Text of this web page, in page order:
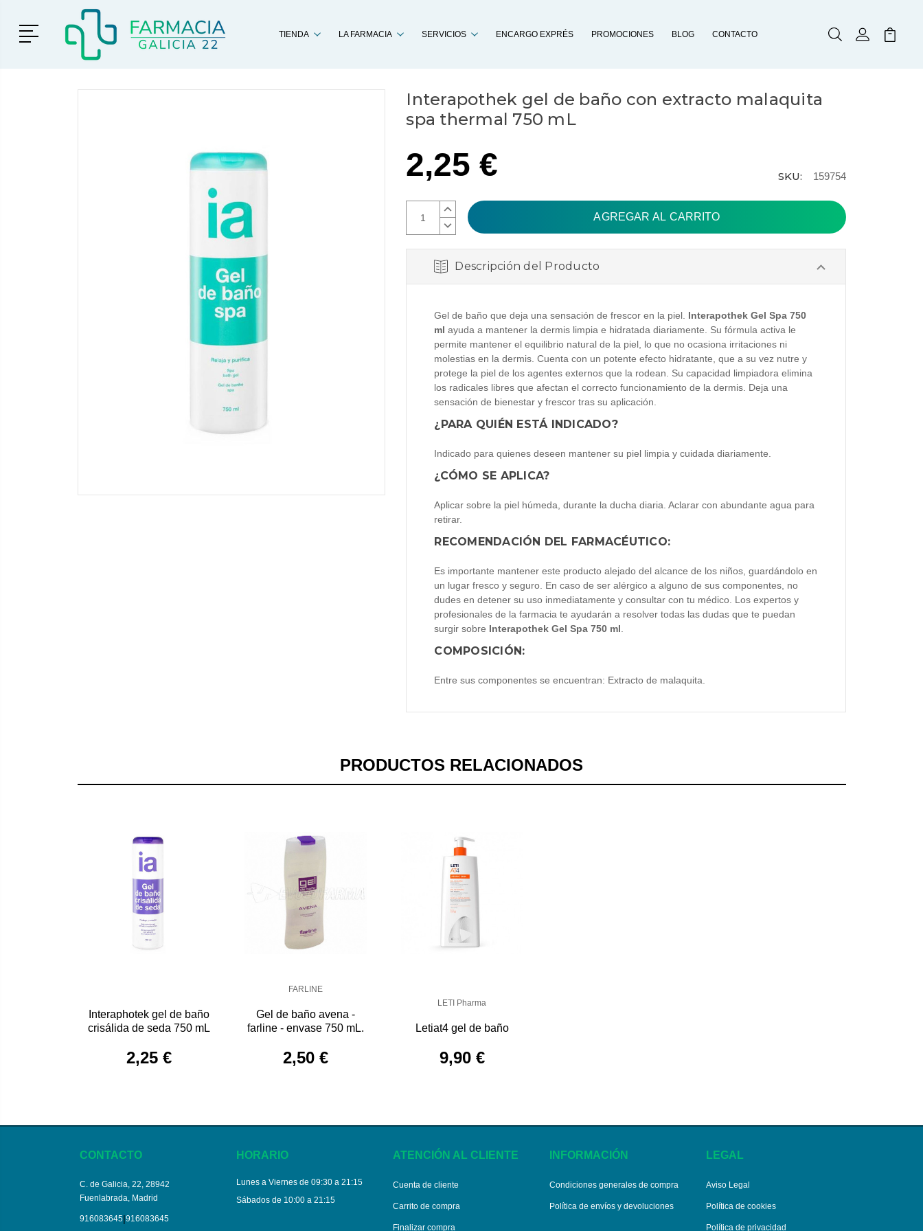
Menú TIENDA LA FARMACIA SERVICIOS ENCARGO EXPRÉS PROMOCIONES BLOG CONTACTO BuscarMi Cuenta
Mi
Interapothek gel de baño con extracto malaquita
spa thermal 750 mL
2,25 €
AUMENTAR
CANTIDAD:
DISMINUIR
CANTIDAD:
SKU: 159754
Descripción del Producto
Gel de baño que deja una sensación de frescor en la piel. Interapothek Gel Spa 750
ml ayuda a mantener la dermis limpia e hidratada diariamente. Su fórmula activa le
permite mantener el equilibrio natural de la piel, lo que no ocasiona irritaciones ni
molestias en la dermis. Cuenta con un potente efecto hidratante, que a su vez nutre y
protege la piel de los agentes externos que la rodean. Su capacidad limpiadora elimina
los radicales libres que afectan el correcto funcionamiento de la dermis. Deja una
sensación de bienestar y frescor tras su aplicación.
¿PARA QUIÉN ESTÁ INDICADO?
Indicado para quienes deseen mantener su piel limpia y cuidada diariamente.
¿CÓMO SE APLICA?
Aplicar sobre la piel húmeda, durante la ducha diaria. Aclarar con abundante agua para
retirar.
RECOMENDACIÓN DEL FARMACÉUTICO:
Es importante mantener este producto alejado del alcance de los niños, guardándolo en
un lugar fresco y seguro. En caso de ser alérgico a alguno de sus componentes, no
dudes en detener su uso inmediatamente y consultar con tu médico. Los expertos y
profesionales de la farmacia te ayudarán a resolver todas las dudas que te puedan
surgir sobre Interapothek Gel Spa 750 ml
COMPOSICIÓN:
Entre sus componentes se encuentran: Extracto de malaquita.
PRODUCTOS RELACIONADOS
Interaphotek gel de baño
crisálida de seda 750 mL
2,25 €
FARLINE
Gel de baño avena -
farline - envase 750 mL.
2,50 €
LETI Pharma
Letiat4 gel de baño
9,90 €
CONTACTO
C. de Galicia, 22, 28942
Fuenlabrada, Madrid
916083645|916083645
HORARIO
Lunes a Viernes de 09:30 a 21:15
Sábados de 10:00 a 21:15
ATENCIÓN AL CLIENTE
Cuenta de cliente
Carrito de compra
Finalizar compra
INFORMACIÓN
Condiciones generales de compra
Política de envíos y devoluciones
LEGAL
Aviso Legal
Política de cookies
Política de privacidad